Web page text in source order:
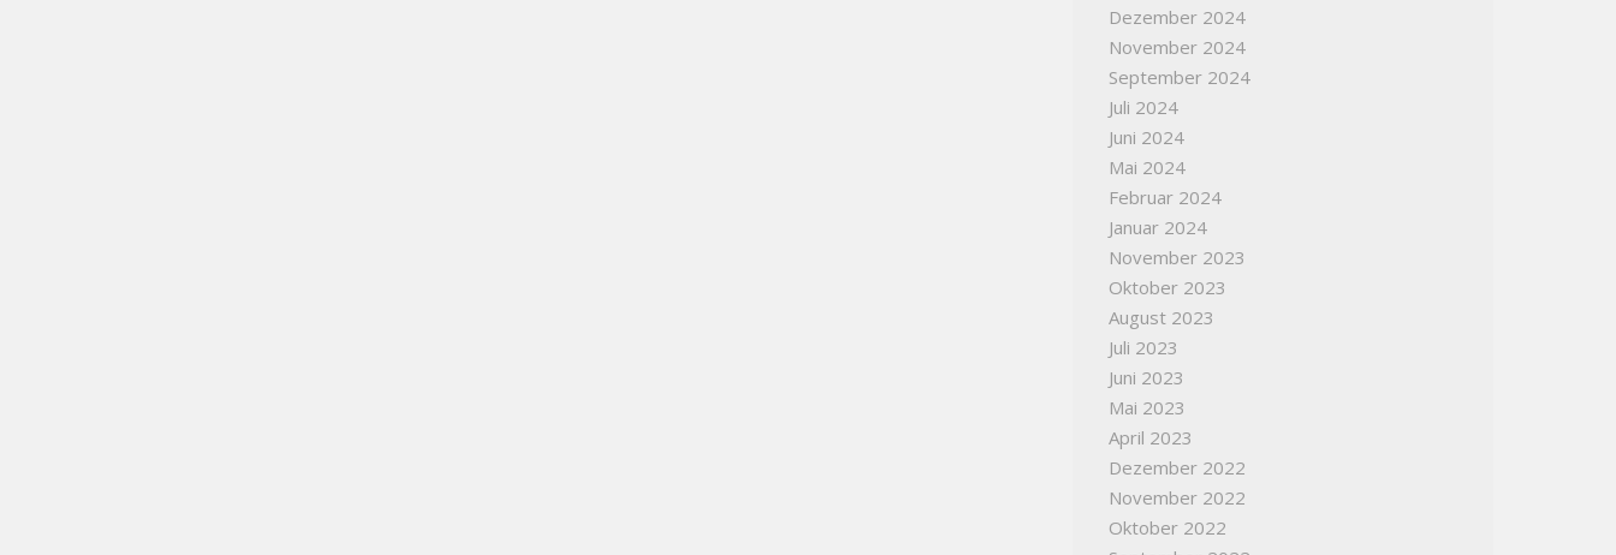
Dezember 2024
November 2024
September 2024
Juli 2024
Juni 2024
Mai 2024
Februar 2024
Januar 2024
November 2023
Oktober 2023
August 2023
Juli 2023
Juni 2023
Mai 2023
April 2023
Dezember 2022
November 2022
Oktober 2022